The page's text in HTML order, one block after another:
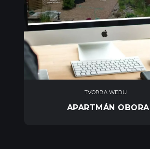
TVORBA WEBU
APARTMÁN OBORA